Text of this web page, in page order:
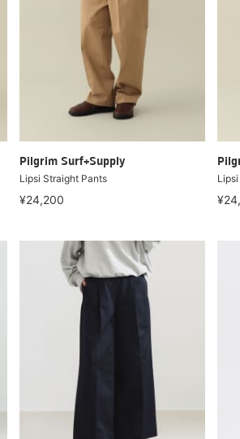
Pilgrim Surf+Supply
Lipsi Straight Pants
¥24,200